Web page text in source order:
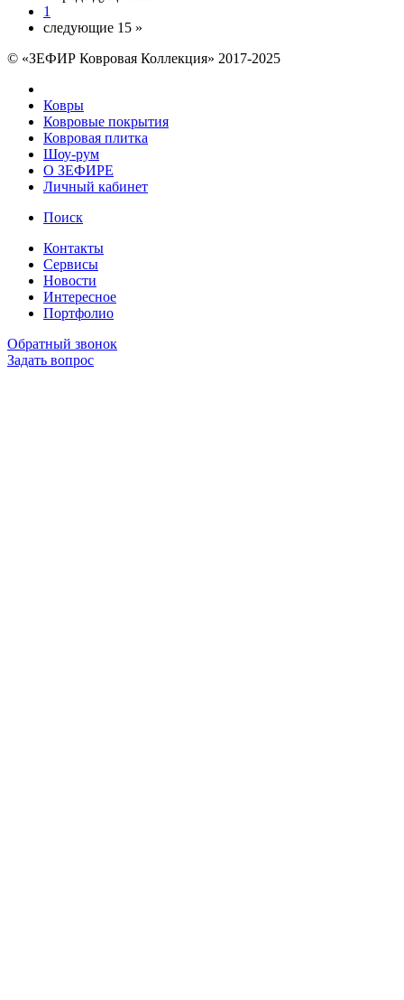
1
следующие 15 »
© «ЗЕФИР Ковровая Коллекция» 2017-2025
Ковры
Ковровые покрытия
Ковровая плитка
Шоу-рум
О ЗЕФИРЕ
Личный кабинет
Поиск
Контакты
Сервисы
Новости
Интересное
Портфолио
Обратный звонок
Задать вопрос